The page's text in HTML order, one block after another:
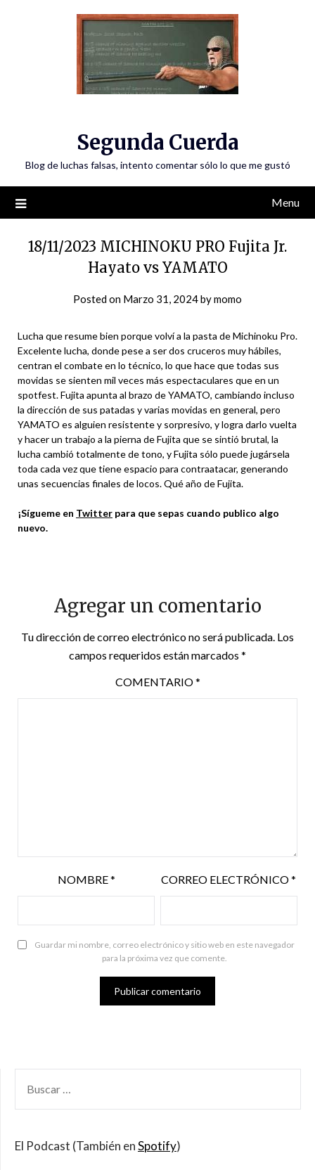
Segunda Cuerda
Blog de luchas falsas, intento comentar sólo lo que me gustó
Menu
18/11/2023 MICHINOKU PRO Fujita Jr.
Hayato vs YAMATO
Posted on Marzo 31, 2024bymomo
Lucha que resume bien porque volví a la pasta de Michinoku Pro.
Excelente lucha, donde pese a ser dos cruceros muy hábiles,
centran el combate en lo técnico, lo que hace que todas sus
movidas se sienten mil veces más espectaculares que en un
spotfest. Fujita apunta al brazo de YAMATO, cambiando incluso
la dirección de sus patadas y varias movidas en general, pero
YAMATO es alguien resistente y sorpresivo, y logra darlo vuelta
y hacer un trabajo a la pierna de Fujita que se sintió brutal, la
lucha cambió totalmente de tono, y Fujita sólo puede jugársela
toda cada vez que tiene espacio para contraatacar, generando
unas secuencias finales de locos. Qué año de Fujita.
¡Sígueme en Twitter para que sepas cuando publico algo
nuevo.
Agregar un comentario
Tu dirección de correo electrónico no será publicada. Los
campos requeridos están marcados *
COMENTARIO*
NOMBRE* CORREO ELECTRÓNICO*
Guardar mi nombre, correo electrónico y sitio web en este navegador
para la próxima vez que comente.
POR:
El Podcast (También enSpotify)